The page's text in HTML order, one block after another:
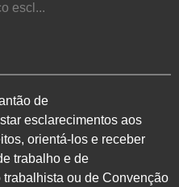
escl...
de
esclarecimentos aos
orientá-los e receber
trabalho e de
ou de Convenção